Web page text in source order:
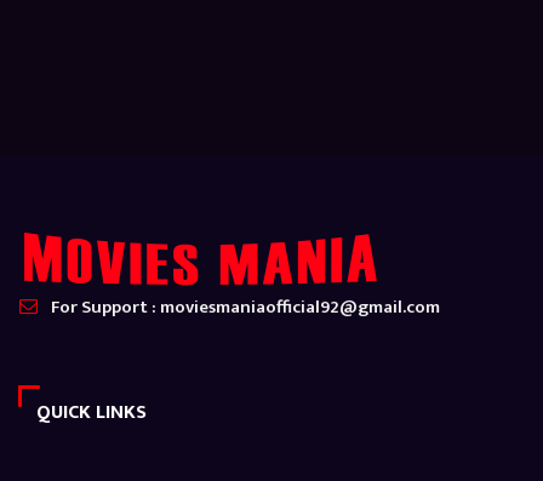
For Support : moviesmaniaofficial92@gmail.com
QUICK LINKS